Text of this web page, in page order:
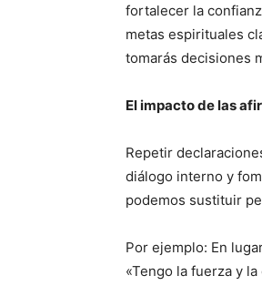
fortalecer la
metas espirituales
tomarás decisiones
El impacto de las
Repetir
diálogo interno y
podemos sustituir
Por ejemplo: En
«Tengo la fuerza y